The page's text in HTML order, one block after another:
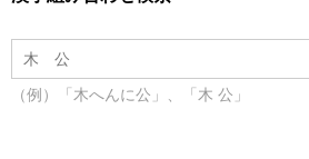
（例）「木へんに公」、「木 公」